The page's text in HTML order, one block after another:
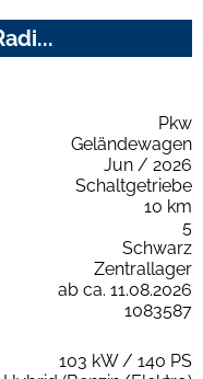
Pkw
Geländewagen
Jun / 2026
Schaltgetriebe
10 km
5
Schwarz
Zentrallager
ab ca. 11.08.2026
1083587
103 kW / 140 PS